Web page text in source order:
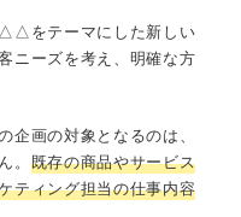
をテーマにした新しい
ニーズを考え、明確な方
企画の対象となるのは、
。 既存の商品やサービス
ティング担当の仕事内容